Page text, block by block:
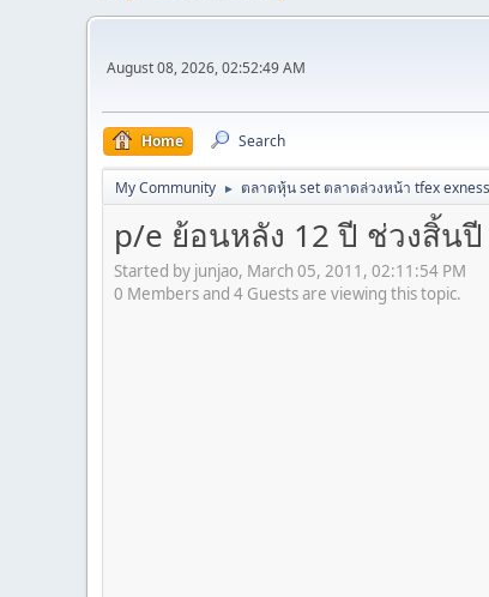
August 08, 2026, 02:52:49 AM
Home Search
My Community ► ตลาดหุ้น set ตลาดล่วงหน้า tfex exness
p/e ย้อนหลัง 12 ปี ช่วงสิ้น
Started by junjao, March 05, 2011, 02:11:54 PM
0 Members and 4 Guests are viewing this topic.